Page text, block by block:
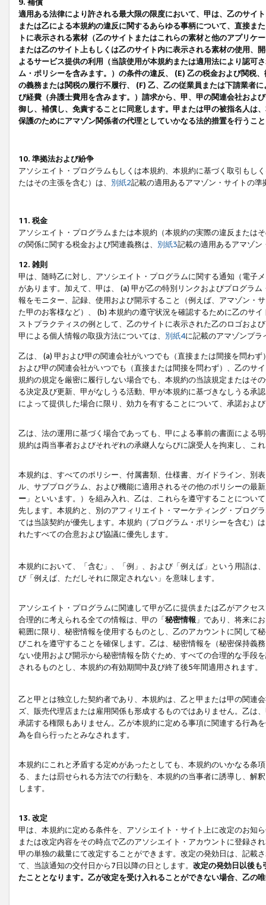
9. 補償
適用ある法律により許される最大限の限度において、甲は、乙のサイ
または乙による本規約の違反に関するあらゆる事柄について、直接ま
トに表示される素材（乙のサイトまたはこれらの素材と他のアプリ
または乙のサイト上もしくは乙のサイト内に表示される素材の使用、
よるサービス提供の利用（当該使用が本規約または適用法により認可
ム・ポリシーを含みます。）の条件の違反、 (E) 乙の税金および関税
の義務または関税の履行不履行、 (F) 乙、乙の従業員または下請業者
び経費（弁護士費用を含みます。）請求から、甲、甲の関連会社およ
御し、補償し、免責することに同意します。甲または甲の被指名人は
保護のためにアマゾン関係者の代理としていかなる法的措置を行うこ
10. 準拠法および紛争
アソシエイト・プログラムもしくは本規約、本規約に基づく取引もし
たはその主張を含む）は、 別紙2記載の適用あるアマゾン・サイトの
11. 税金
アソシエイト・プログラムまたは本規約（本規約の実際の違反または
の関係に関する税金および関連義務は、 別紙3記載の適用あるアマゾン
12. 雑則
甲は、随時乙に対し、アソシエイト・プログラムに関する通知（電子
があります。加えて、甲は、 (a) 甲が乙の特別リンクおよびプログラ
報をモニター、記録、使用および開示すること（例えば、アマゾン・
た甲のお客様など）、 (b) 本規約の遵守状況を確認するために乙のサ
ストプラクティスの例として、乙のサイトに表示された乙のロゴおよ
甲による個人情報の取扱方法については、 別紙4に記載のアマゾンプ
乙は、 (a) 甲および甲の関連会社がいつでも（直接または間接を問わ
および甲の関連会社がいつでも（直接または間接を問わず）、乙のサ
規約の規定を厳密に履行しない場合でも、本規約の当該規定またはそ
る決定及び更新、甲がなしうる活動、甲が本規約に基づきなしうる承
によって提供した場合に限り、効力を有することについて、承諾およ
乙は、法の運用に基づく場合であっても、甲による事前の書面による
規約は両当事者およびそれぞれの承継人ならびに譲受人を拘束し、こ
本規約は、すべてのポリシー、付属書類、仕様書、ガイドライン、別
ル、サブプログラム、および機能に適用されるその他のポリシーの最
ー 」といいます。）を組み入れ、乙は、これらを遵守することにつ
先します。本規約と、別のアフィリエイト・マーケティング・プログ
ては当該契約が優先します。本規約（プログラム・ポリシーを含む）
れたすべての合意および協議に優先します。
本規約において、「含む」、「例」、および「例えば」という用語は
び「例えば、ただしそれに限定されない」を意味します。
アソシエイト・プログラムに関連して甲が乙に提供または乙がアクセ
合理的に考えられる全ての情報は、甲の「秘密情報 」であり、将来に
範囲に限り、秘密情報を使用するものとし、乙のアカウントに関して
びこれを遵守することを確保します。乙は、秘密情報を（秘密保持義
ない使用および開示から秘密情報を防ぐため、すべての合理的な手段
されるものとし、本規約の有効期間中及び終了後5年間適用されます。
乙と甲とは独立した契約者であり、本規約は、乙と甲または甲の関連
ズ、販売代理店または雇用関係も形成するものではありません。乙は
承諾する権限もありません。乙が本規約に定める事項に関連する行為
為を自ら行ったとみなされます。
本規約にこれと矛盾する定めがあったとしても、本規約のいかなる条
る、または罰せられる方法での行動を、本規約の当事者に誘導し、解
します。
13. 改定
甲は、本規約に定める条件を、アソシエイト・サイト上に改定のお知
または改定内容をその時点で乙のアソシエイト・アカウントに登録さ
甲の単独の裁量にて改定することができます。改定の発効日は、記載
て、当該通知の交付日から7日以降の日とします。 改定の発効日以後も
たこととなります。乙が改定を受け入れることができない場合、乙の